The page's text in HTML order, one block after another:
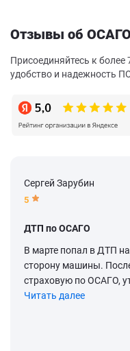
Отзывы об ОСАГО
Присоединяйтесь к
удобство и надежность
Сергей Зарубин
5
ДТП по ОСАГО
В марте попал в ДТП
сторону машины.
страховую по ОСАГО,
Читать далее